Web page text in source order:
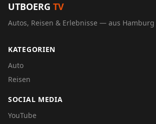
UTBOERG TV
Autos, Reisen & Erlebnisse — aus
KATEGORIEN
Auto
Reisen
SOCIAL MEDIA
YouTube